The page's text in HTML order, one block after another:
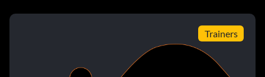
Trainers